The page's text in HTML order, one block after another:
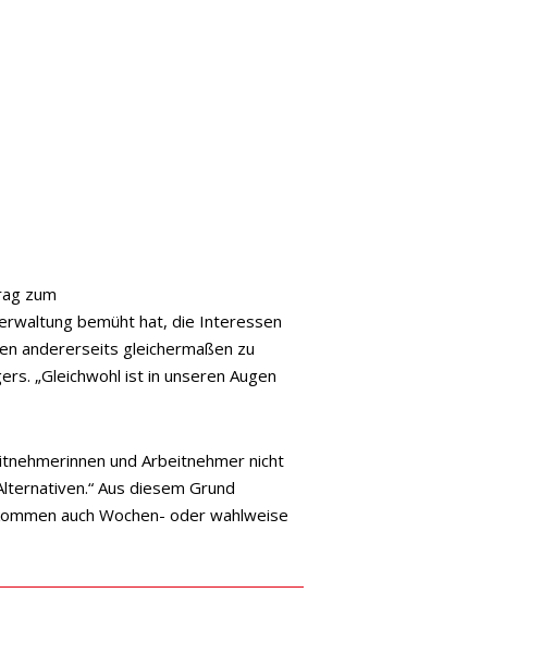
zum
bemüht hat, die Interessen
andererseits gleichermaßen zu
„Gleichwohl ist in unseren Augen
und Arbeitnehmer nicht
Aus diesem Grund
auch Wochen- oder wahlweise